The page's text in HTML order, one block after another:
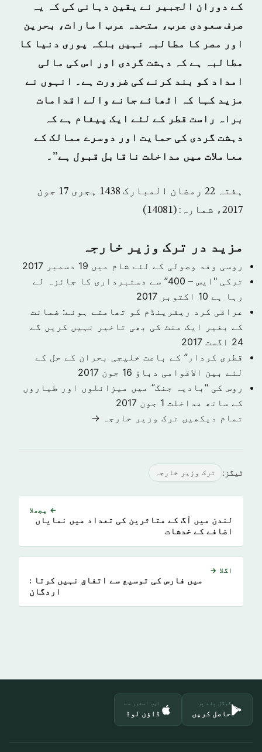
کے دوران الجبیر نے یقین دہانی کی کہ یہ
صرف سعودی عرب، متحدہ عرب امارات، بحرین
اور مصر کا مطالبہ نہیں بلکہ پوری دنیا کا
مطالبہ ہے کہ دہشت گردی اور اس کی مالی
امداد کو بند کرنے کی ضرورت ہے۔ انہوں نے
مزید کہا کہ اٹھائے جانے والے اقدامات
براہ راست قطر کے لئے ایک پیغام ہے کہ
دہشت گردی کی حمایت اور دوسرے ممالک کے
معاملات میں مداخلت ناقابل قبول ہے”۔
ہفتہ 22 رمضان المبارک 1438 ہجری­ 17 جون
2017ء شمارہ: (14081)
مزید در ترک وزیر خارجہ
روسی وفد وصولی کے لئے شام میں 19 دسمبر 2017
ترکی "ایس – 400” سے دستبرداری کا جائزہ لے
رہا ہے 10 اکتوبر 2017
عراقی کرد ریفرینڈم کو تھامتے ہوئے: ضمانت
کے بغیر ایک منٹ کی بھی تاخیر نہیں کریں گے
24 اگست 2017
قطری کردار” کے باعث خلیجی بحران کے حل کے
لئے بین الاقوامی دباؤ 16 جون 2017
روس کی "بادیہ جنگ” میں میزائلوں اور طیاروں
کے ساتھ مداخلت 1 جون 2017
تمام دیکھیں ترک وزیر خارجہ →
ٹیگز: ترک وزیر خارجہ
← پچھلا
لندن میں آگ کے متاثرین کی تعداد میں نمایاں
اضافے کے خدشات
اگلا →
میں فارس کی توسیع سے اتفاق نہیں کرتا :
اردگان
گوگل پلے پر
حاصل کریں
ایپ اسٹور سے
ڈاؤن لوڈ